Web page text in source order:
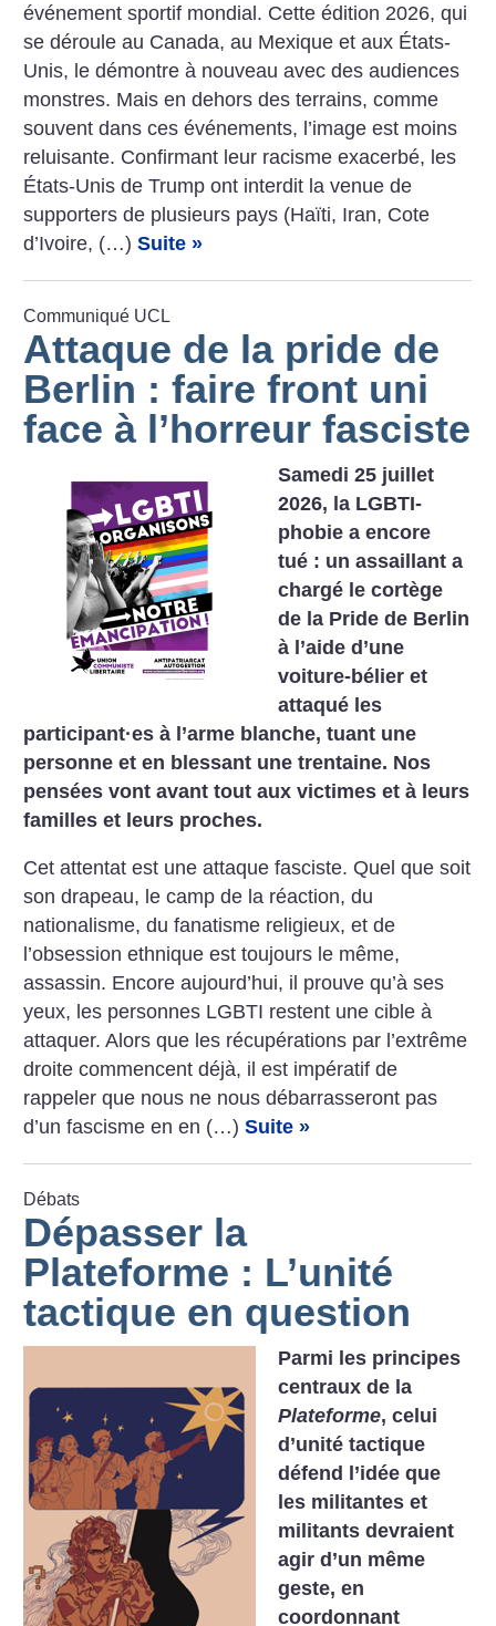
événement sportif mondial. Cette édition 2026, qui
se déroule au Canada, au Mexique et aux États-
Unis, le démontre à nouveau avec des audiences
­monstres. Mais en dehors des terrains, comme
souvent dans ces événements, l’image est moins
reluisante. Confirmant leur racisme exacerbé, les
États-Unis de Trump ont interdit la venue de
supporters de plusieurs pays (Haïti, Iran, Cote
d’Ivoire, (…)Suite »
Communiqué UCL
Attaque de la pride de
Berlin : faire front uni
face à l’horreur fasciste
Samedi 25 juillet
2026, la LGBTI-
phobie a encore
tué : un assaillant a
chargé le cortège
de la Pride de Berlin
à l’aide d’une
voiture-bélier et
attaqué les
participant·es à l’arme blanche, tuant une
personne et en blessant une trentaine. Nos
pensées vont avant tout aux victimes et à leurs
familles et leurs proches.
Cet attentat est une attaque fasciste. Quel que soit
son drapeau, le camp de la réaction, du
nationalisme, du fanatisme religieux, et de
l’obsession ethnique est toujours le même,
assassin. Encore aujourd’hui, il prouve qu’à ses
yeux, les personnes LGBTI restent une cible à
attaquer. Alors que les récupérations par l’extrême
droite commencent déjà, il est impératif de
rappeler que nous ne nous débarrasseront pas
d’un fascisme en en (…)Suite »
Débats
Dépasser la
Plateforme : L’unité
tactique en question
Parmi les principes
centraux de la
Plateforme, celui
d’unité tactique
défend l’idée que
les militantes et
militants devraient
agir d’un même
geste, en
coordonnant